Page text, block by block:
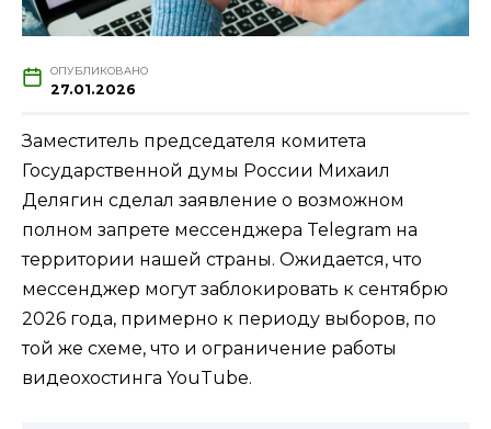
ОПУБЛИКОВАНО
27.01.2026
Заместитель председателя комитета
Государственной думы России Михаил
Делягин сделал заявление о возможном
полном запрете мессенджера Telegram на
территории нашей страны. Ожидается, что
мессенджер могут заблокировать к сентябрю
2026 года, примерно к периоду выборов, по
той же схеме, что и ограничение работы
видеохостинга YouTube.